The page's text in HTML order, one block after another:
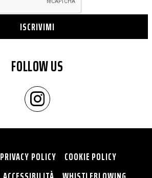
ISCRIVIMI
FOLLOW US
PRIVACY POLICY COOKIE POLICY